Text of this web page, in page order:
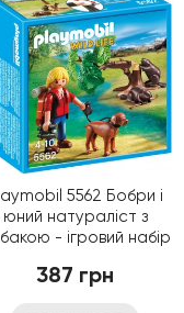
5562 Бобри і
юний натураліст з
- ігровий набір
387 грн